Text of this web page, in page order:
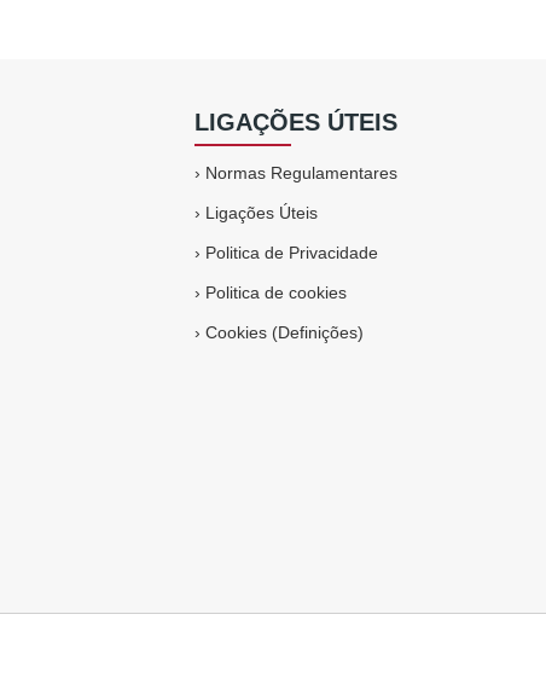
LIGAÇÕES ÚTEIS
› Normas Regulamentares
› Ligações Úteis
› Politica de Privacidade
› Politica de cookies
›Cookies (Definições)